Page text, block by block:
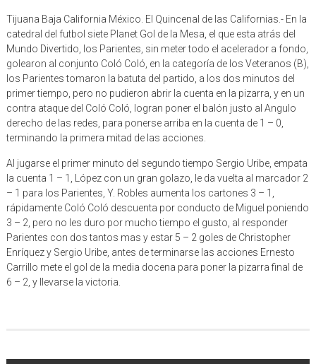
Tijuana Baja California México. El Quincenal de las Californias.- En la
catedral del futbol siete Planet Gol de la Mesa, el que esta atrás del
Mundo Divertido, los Parientes, sin meter todo el acelerador a fondo,
golearon al conjunto Coló Coló, en la categoría de los Veteranos (B),
los Parientes tomaron la batuta del partido, a los dos minutos del
primer tiempo, pero no pudieron abrir la cuenta en la pizarra, y en un
contra ataque del Coló Coló, logran poner el balón justo al Angulo
derecho de las redes, para ponerse arriba en la cuenta de 1 – 0,
terminando la primera mitad de las acciones.
Al jugarse el primer minuto del segundo tiempo Sergio Uribe, empata
la cuenta 1 – 1, López con un gran golazo, le da vuelta al marcador 2
– 1 para los Parientes, Y. Robles aumenta los cartones 3 – 1,
rápidamente Coló Coló descuenta por conducto de Miguel poniendo
3 – 2, pero no les duro por mucho tiempo el gusto, al responder
Parientes con dos tantos mas y estar 5 – 2 goles de Christopher
Enríquez y Sergio Uribe, antes de terminarse las acciones Ernesto
Carrillo mete el gol de la media docena para poner la pizarra final de
6 – 2, y llevarse la victoria.